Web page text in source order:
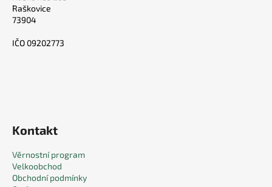
Raškovice
73904
IČO 09202773
Kontakt
Věrnostní program
Velkoobchod
Obchodní podmínky